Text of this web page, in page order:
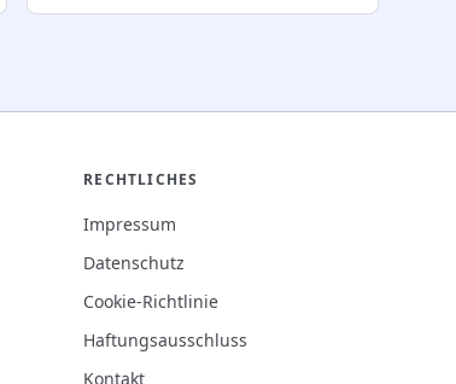
RECHTLICHES
Impressum
Datenschutz
Cookie-Richtlinie
Haftungsausschluss
Kontakt